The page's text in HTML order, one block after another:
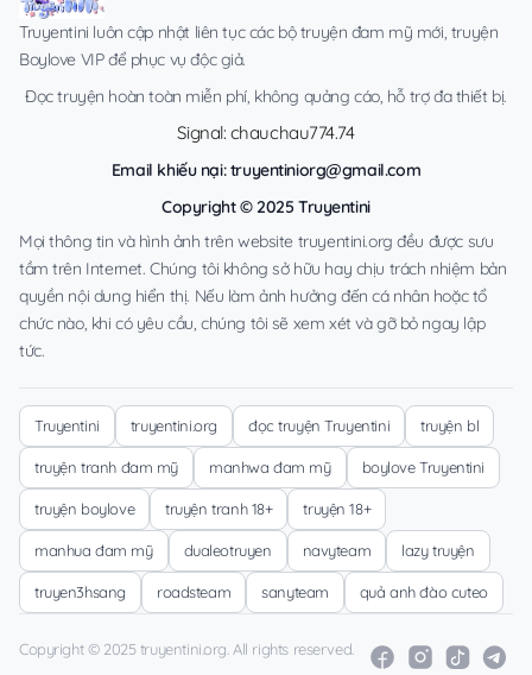
Truyentini luôn cập nhật liên tục các bộ truyện đam mỹ mới, truyện
Boylove VIP để phục vụ độc giả.
Đọc truyện hoàn toàn miễn phí, không quảng cáo, hỗ trợ đa thiết bị.
Signal: chauchau774.74
Email khiếu nại:truyentiniorg@gmail.com
Copyright © 2025 Truyentini
Mọi thông tin và hình ảnh trên website truyentini.org đều được sưu
tầm trên Internet. Chúng tôi không sở hữu hay chịu trách nhiệm bản
quyền nội dung hiển thị. Nếu làm ảnh hưởng đến cá nhân hoặc tổ
chức nào, khi có yêu cầu, chúng tôi sẽ xem xét và gỡ bỏ ngay lập
tức.
Truyentini truyentini.org đọc truyện Truyentini truyện bl
truyện tranh đam mỹ manhwa đam mỹ boylove Truyentini
truyện boylove truyện tranh 18+ truyện 18+
manhua đam mỹ dualeotruyen navyteam lazy truyện
truyen3hsang roadsteam sanyteam quả anh đào cuteo
Copyright © 2025 truyentini.org. All rights reserved.